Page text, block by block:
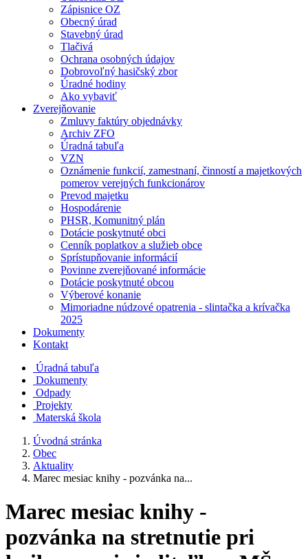
Zápisnice OZ
Obecný úrad
Stavebný úrad
Tlačivá
Ochrana osobných údajov
Dobrovoľný hasičský zbor
Úradné hodiny
Ako vybaviť
Zverejňovanie
Zmluvy faktúry objednávky
Archiv ZFO
Úradná tabuľa
VZN
Oznámenie funkcií, zamestnaní, činností a majetkových
pomerov verejných funkcionárov
Prevod majetku
Hospodárenie
PHSR, Komunitný plán
Dotácie poskytnuté obci
Cenník poplatkov a služieb obce
Sprístupňovanie informácií
Povinne zverejňované informácie
Dotácie poskytnuté obcou
Výberové konanie
Mimoriadne núdzové opatrenia - slintačka a krívačka
2025
Dokumenty
Kontakt
Úradná tabuľa
Dokumenty
Odpady
Projekty
Materská škola
Úvodná stránka
Obec
Aktuality
Marec mesiac knihy - pozvánka na...
Marec mesiac knihy -
pozvánka na stretnutie pri